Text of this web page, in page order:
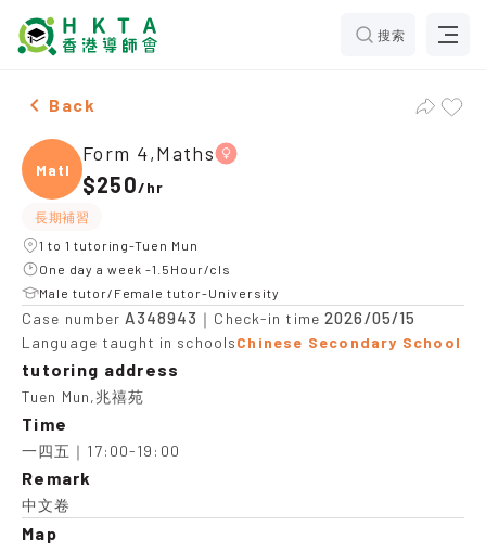
搜索
Female Form 4,Maths，Tuen Mun Tuition
Back
Maths
Form 4,Maths
$250/hr
長期補習
1 to 1 tutoring-Tuen Mun
One day a week -1.5Hour/cls
Male tutor/Female tutor-University
Case number A348943 ｜Check-in time2026/05/15
Language taught in schoolsChinese Secondary School
tutoring address
Tuen Mun,兆禧苑
Time
一四五｜17:00-19:00
Remark
中文卷
Map